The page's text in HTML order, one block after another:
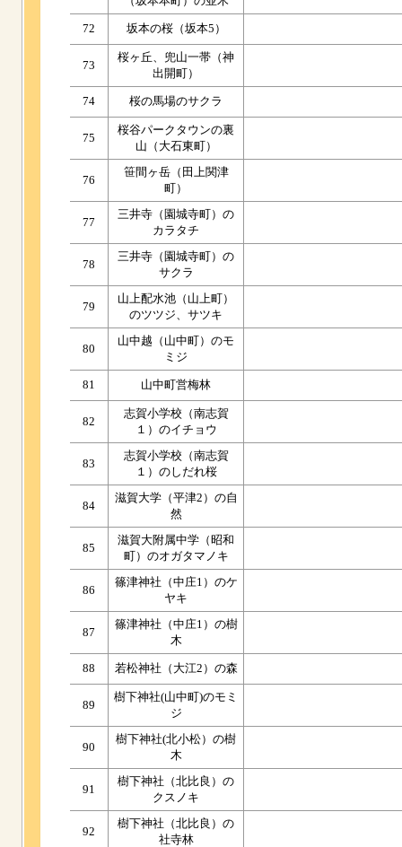
72 坂本の桜（坂本5）
73
桜ヶ丘、兜山一帯（神
出開町）
74 桜の馬場のサクラ
75
桜谷パークタウンの裏
山（大石東町）
76
笹間ヶ岳（田上関津
町）
77
三井寺（園城寺町）の
カラタチ
78
三井寺（園城寺町）の
サクラ
79
山上配水池（山上町）
のツツジ、サツキ
80
山中越（山中町）のモ
ミジ
81 山中町営梅林
82
志賀小学校（南志賀
１）のイチョウ
83
志賀小学校（南志賀
１）のしだれ桜
84
滋賀大学（平津2）の自
然
85
滋賀大附属中学（昭和
町）のオガタマノキ
86
篠津神社（中庄1）のケ
ヤキ
87
篠津神社（中庄1）の樹
木
88 若松神社（大江2）の森
89
樹下神社(山中町)のモミ
ジ
90
樹下神社(北小松）の樹
木
91
樹下神社（北比良）の
クスノキ
92
樹下神社（北比良）の
社寺林